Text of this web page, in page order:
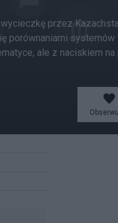
przez
porównaniami
ale z naciskiem